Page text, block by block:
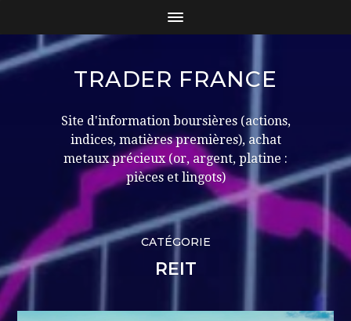
TRADER FRANCE
Site d'information boursières (actions,
indices, matières premières), achat
metaux précieux (or, argent, platine :
pièces et lingots)
CATÉGORIE
REIT